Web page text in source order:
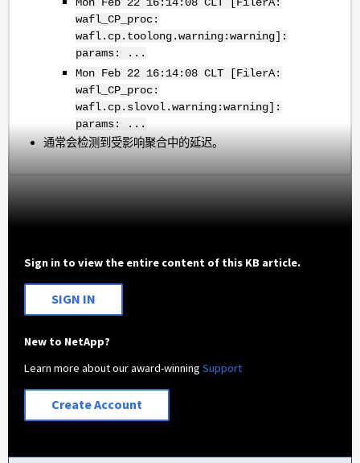
wafl_CP_proc:
wafl.cp.toolong.warning:warning]:
params: ...
Mon Feb 22 16:14:08 CLT [FilerA:
wafl_CP_proc:
wafl.cp.slovol.warning:warning]:
params: ...
通常会检测到受影响聚合中的延迟。
Sign in to view the entire content of this KB article.
SIGN IN
New to NetApp?
Learn more about our award-winningSupport
Create Account